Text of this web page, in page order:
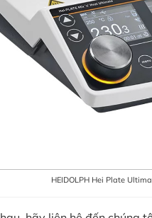
HEIDOLPH Hei Plate